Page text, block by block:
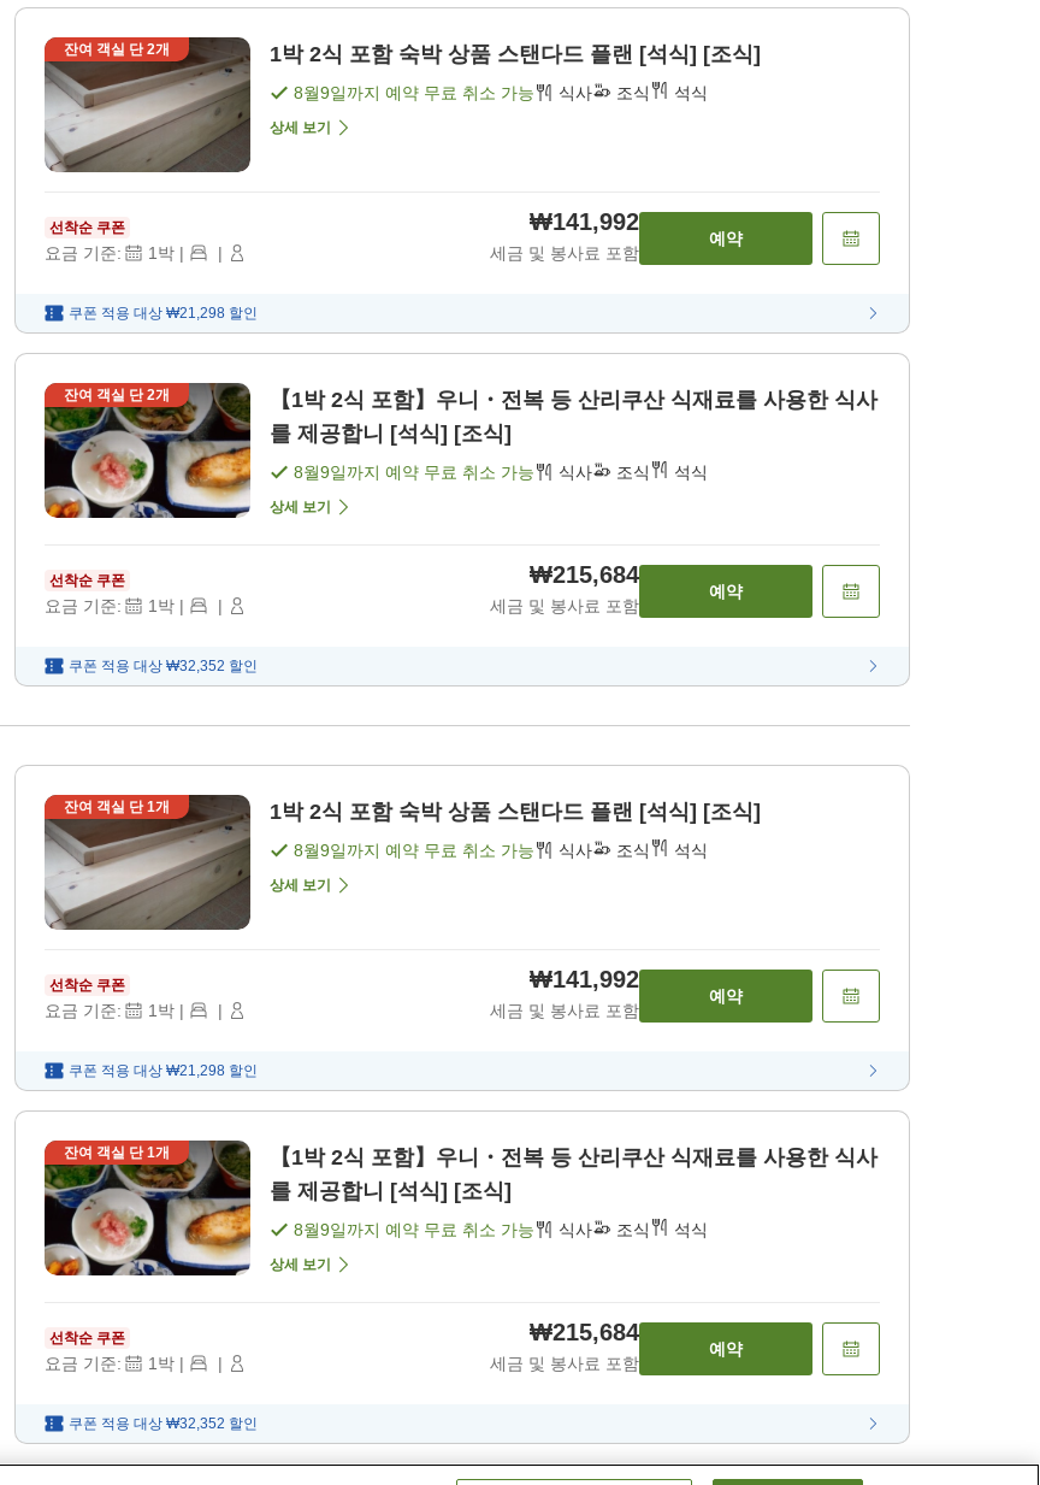
잔여 객실 단2개 1박 2식 포함 숙박 상품 스탠다드 플랜 [석식] [조식]
8월9일까지 예약 무료 취소 가능 식사 조식 석식
상세 보기
선착순 쿠폰
요금 기준: 1박 | |
₩141,992
세금 및 봉사료 포함
예약
쿠폰 적용 대상 ₩21,298 할인
잔여 객실 단2개
【1박 2식 포함】우니・전복 등 산리쿠산 식재료를 사용한 식사
를 제공합니 [석식] [조식]
8월9일까지 예약 무료 취소 가능 식사 조식 석식
상세 보기
선착순 쿠폰
요금 기준: 1박 | |
₩215,684
세금 및 봉사료 포함
예약
쿠폰 적용 대상 ₩32,352 할인
잔여 객실 단1개 1박 2식 포함 숙박 상품 스탠다드 플랜 [석식] [조식]
8월9일까지 예약 무료 취소 가능 식사 조식 석식
상세 보기
선착순 쿠폰
요금 기준: 1박 | |
₩141,992
세금 및 봉사료 포함
예약
쿠폰 적용 대상 ₩21,298 할인
잔여 객실 단1개
【1박 2식 포함】우니・전복 등 산리쿠산 식재료를 사용한 식사
를 제공합니 [석식] [조식]
8월9일까지 예약 무료 취소 가능 식사 조식 석식
상세 보기
선착순 쿠폰
요금 기준: 1박 | |
₩215,684
세금 및 봉사료 포함
예약
쿠폰 적용 대상 ₩32,352 할인